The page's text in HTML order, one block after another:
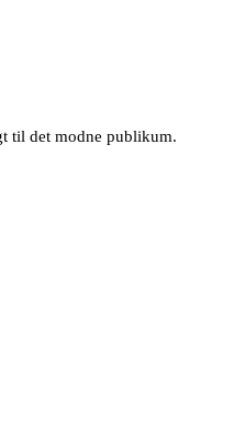
til det modne publikum.